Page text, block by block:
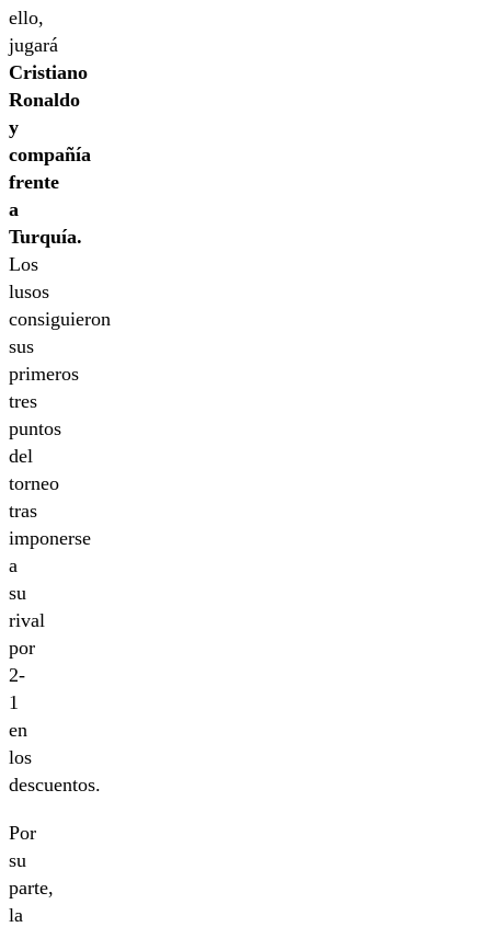
ello,
jugará
Cristiano
Ronaldo
y
compañía
frente
a
Turquía.
Los
lusos
consiguieron
sus
primeros
tres
puntos
del
torneo
tras
imponerse
a
su
rival
por
2-
1
en
los
descuentos.
Por
su
parte,
la